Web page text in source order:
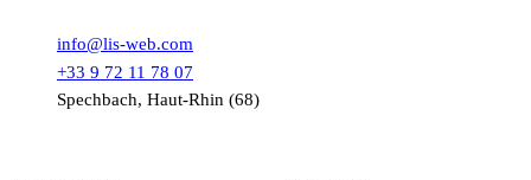
info@lis-web.com
+33 9 72 11 78 07
Spechbach, Haut-Rhin (68)